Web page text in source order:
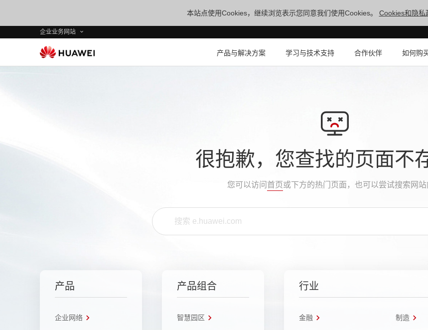
本站点使用Cookies，继续浏览表示您同意我们使用Cookies。 Cookies和隐私
企业业务网站
产品与解决方案 学习与技术支持 合作伙伴 如何购
很抱歉，您查找的页面不
您可以访问 首页或下方的热门页面，也可以尝试搜索网站
产品
企业网络
产品组合
智慧园区
行业
金融 制造